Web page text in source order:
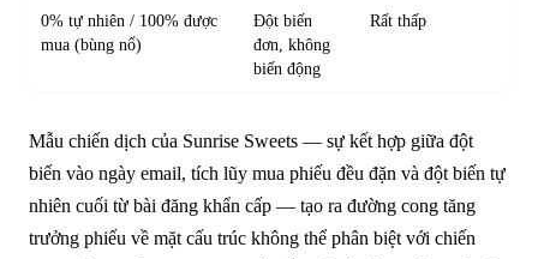
0% tự nhiên / 100% được
mua (bùng nổ)
Đột biến
đơn, không
biến động
Rất thấp
Mẫu chiến dịch của Sunrise Sweets — sự kết hợp giữa đột
biến vào ngày email, tích lũy mua phiếu đều đặn và đột biến tự
nhiên cuối từ bài đăng khẩn cấp — tạo ra đường cong tăng
trưởng phiếu về mặt cấu trúc không thể phân biệt với chiến